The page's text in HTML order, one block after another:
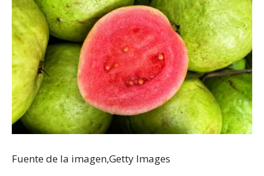
Fuente de la imagen,Getty Images